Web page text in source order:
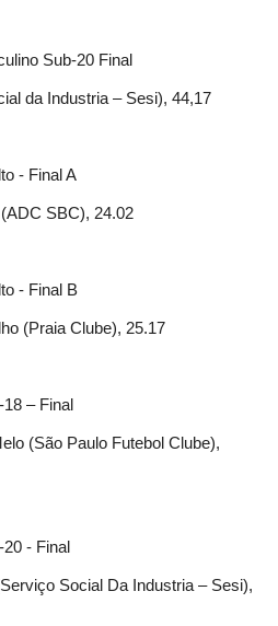
Sub-20 Final
da Industria – Sesi), 44,17
- Final A
SBC), 24.02
- Final B
(Praia Clube), 25.17
– Final
(São Paulo Futebol Clube),
- Final
Social Da Industria – Sesi),